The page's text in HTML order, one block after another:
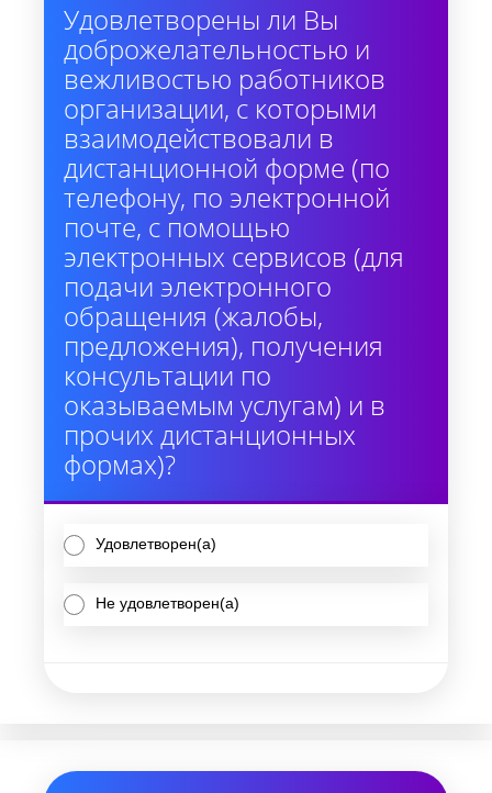
Удовлетворены ли Вы
доброжелательностью и
вежливостью работников
организации, с которыми
взаимодействовали в
дистанционной форме (по
телефону, по электронной
почте, с помощью
электронных сервисов (для
подачи электронного
обращения (жалобы,
предложения), получения
консультации по
оказываемым услугам) и в
прочих дистанционных
формах)?
Удовлетворен(а)
Не удовлетворен(а)